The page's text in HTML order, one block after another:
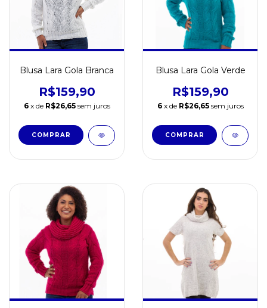
Blusa Lara Gola Branca
R$159,90
6 x de R$26,65 sem juros
Blusa Lara Gola Verde
R$159,90
6 x de R$26,65 sem juros